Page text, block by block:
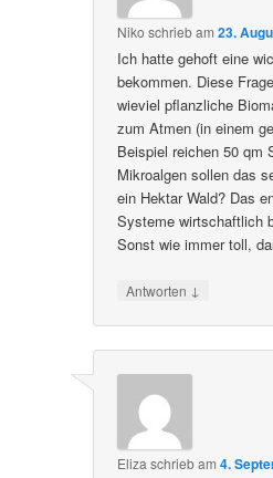
Niko schriebam23.
Ich hatte gehoft eine
bekommen. Diese
wieviel pflanzliche
zum Atmen (in einem
Beispiel reichen 50 qm
Mikroalgen sollen das
ein Hektar Wald? Das
Systeme wirtschaftlich
Sonst wie immer toll,
Antworten ↓
Eliza schriebam4.